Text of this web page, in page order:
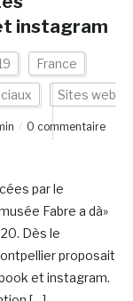
instagram
France
Sites web
0 commentaire
par le
Fabre a dà»
Dès le
proposait
et instagram.